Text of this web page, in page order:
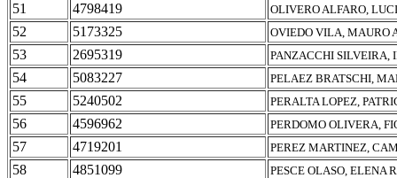
51 4798419 OLIVERO ALFARO,
52 5173325 OVIEDO VILA, MAURO
53 2695319 PANZACCHI SILVEIRA,
54 5083227 PELAEZ BRATSCHI,
55 5240502 PERALTA LOPEZ,
56 4596962 PERDOMO OLIVERA,
57 4719201 PEREZ MARTINEZ,
58 4851099 PESCE OLASO, ELENA